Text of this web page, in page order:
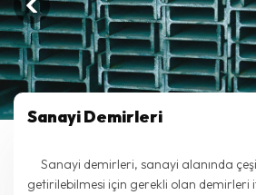
Sanayi Demirleri
Sanayi demirleri, sanayi alanında
getirilebilmesi için gerekli olan demirleri